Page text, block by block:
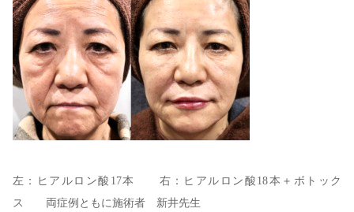
左：ヒアルロン酸17本 右：ヒアルロン酸18本＋ボトック
ス 両症例ともに施術者 新井先生